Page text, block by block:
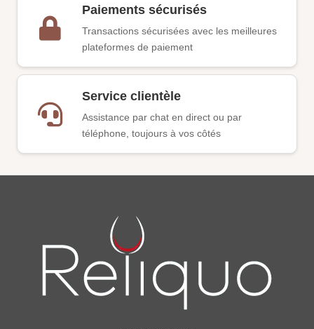
Paiements sécurisés
Transactions sécurisées avec les meilleures
plateformes de paiement
Service clientèle
Assistance par chat en direct ou par
téléphone, toujours à vos côtés